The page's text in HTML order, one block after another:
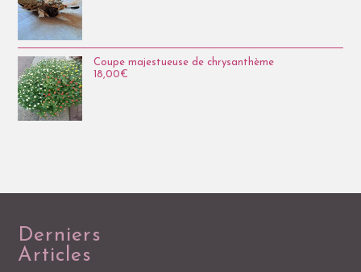
Coupe majestueuse de chrysanthème
18,00€
Derniers
Articles